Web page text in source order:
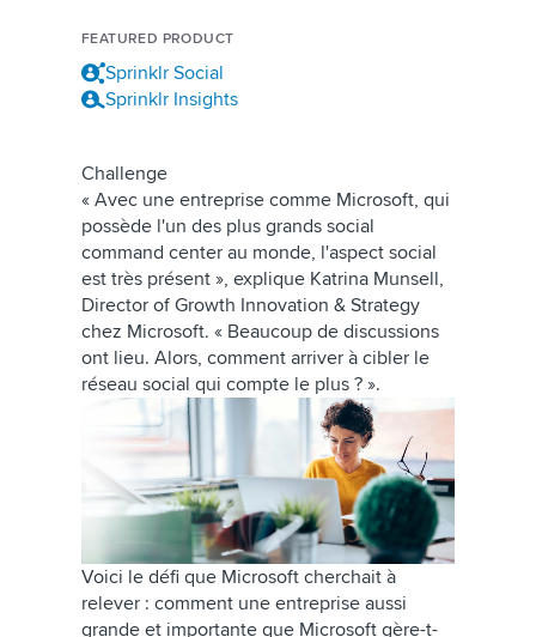
Challenge
« Avec une entreprise comme Microsoft, qui
possède l'un des plus grands social
command center au monde, l'aspect social
est très présent », explique Katrina Munsell,
Director of Growth Innovation & Strategy
chez Microsoft. « Beaucoup de discussions
ont lieu. Alors, comment arriver à cibler le
réseau social qui compte le plus ? ».
Voici le défi que Microsoft cherchait à
relever : comment une entreprise aussi
grande et importante que Microsoft gère-t-
FEATURED PRODUCT
Sprinklr Social
Sprinklr Insights